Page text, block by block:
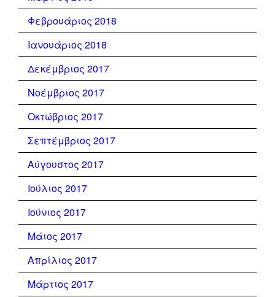
Φεβρουάριος 2018
Ιανουάριος 2018
Δεκέμβριος 2017
Νοέμβριος 2017
Οκτώβριος 2017
Σεπτέμβριος 2017
Αύγουστος 2017
Ιούλιος 2017
Ιούνιος 2017
Μάιος 2017
Απρίλιος 2017
Μάρτιος 2017